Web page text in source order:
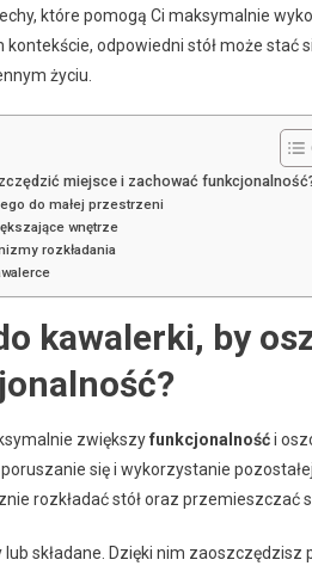
które pomogą Ci maksymalnie
odpowiedni stół może stać
życiu.
miejsce i zachować
do małej przestrzeni
wnętrze
rozkładania
kawalerki, by
zwiększyfunkcjonalnośći
się i wykorzystanie
rozkładać stół oraz przemieszczać
składane. Dzięki nim